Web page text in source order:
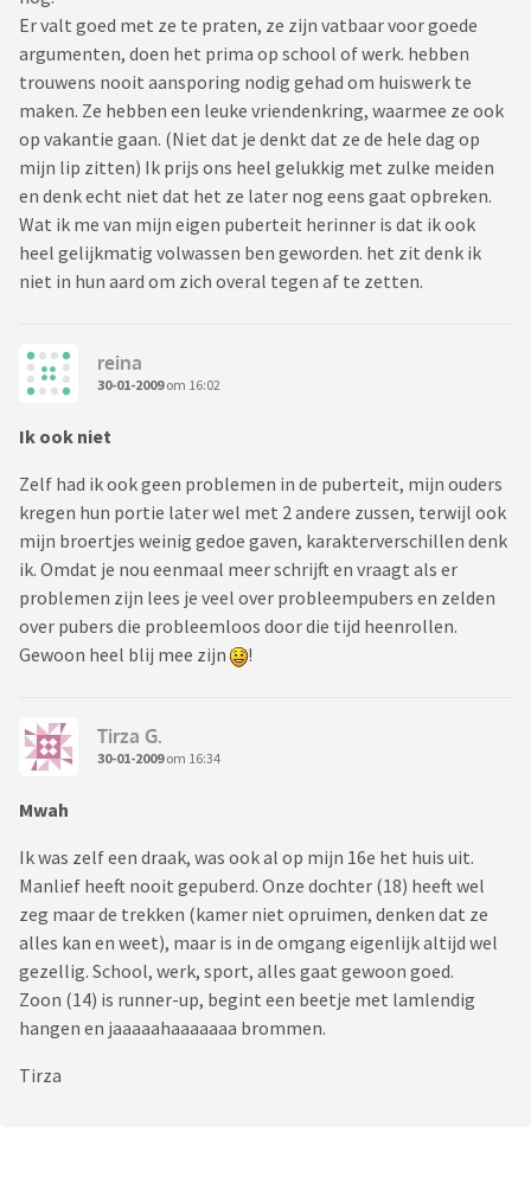
Er valt goed met ze te praten, ze zijn vatbaar voor goede
argumenten, doen het prima op school of werk. hebben
trouwens nooit aansporing nodig gehad om huiswerk te
maken. Ze hebben een leuke vriendenkring, waarmee ze ook
op vakantie gaan. (Niet dat je denkt dat ze de hele dag op
mijn lip zitten) Ik prijs ons heel gelukkig met zulke meiden
en denk echt niet dat het ze later nog eens gaat opbreken.
Wat ik me van mijn eigen puberteit herinner is dat ik ook
heel gelijkmatig volwassen ben geworden. het zit denk ik
niet in hun aard om zich overal tegen af te zetten.
reina
30-01-2009om 16:02
Ik ook niet
Zelf had ik ook geen problemen in de puberteit, mijn ouders
kregen hun portie later wel met 2 andere zussen, terwijl ook
mijn broertjes weinig gedoe gaven, karakterverschillen denk
ik. Omdat je nou eenmaal meer schrijft en vraagt als er
problemen zijn lees je veel over probleempubers en zelden
over pubers die probleemloos door die tijd heenrollen.
Gewoon heel blij mee zijn
!
Tirza G.
30-01-2009om 16:34
Mwah
Ik was zelf een draak, was ook al op mijn 16e het huis uit.
Manlief heeft nooit gepuberd. Onze dochter (18) heeft wel
zeg maar de trekken (kamer niet opruimen, denken dat ze
alles kan en weet), maar is in de omgang eigenlijk altijd wel
gezellig. School, werk, sport, alles gaat gewoon goed.
Zoon (14) is runner-up, begint een beetje met lamlendig
hangen en jaaaaahaaaaaaa brommen.
Tirza